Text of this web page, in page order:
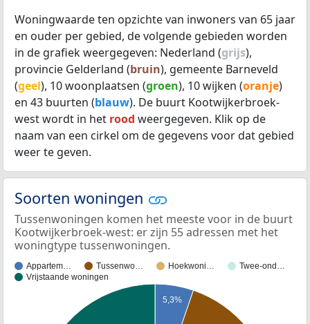
Woningwaarde ten opzichte van inwoners van 65 jaar
en ouder per gebied, de volgende gebieden worden
in de grafiek weergegeven: Nederland (grijs),
provincie Gelderland (bruin), gemeente Barneveld
(geel), 10 woonplaatsen (groen), 10 wijken (oranje)
en 43 buurten (blauw). De buurt Kootwijkerbroek-
west wordt in het rood weergegeven. Klik op de
naam van een cirkel om de gegevens voor dat gebied
weer te geven.
Soorten woningen
Tussenwoningen komen het meeste voor in de buurt
Kootwijkerbroek-west: er zijn 55 adressen met het
woningtype tussenwoningen.
Appartem… Tussenwo… Hoekwoni…
Twee-ond…
Vrijstaande woningen
5,3%